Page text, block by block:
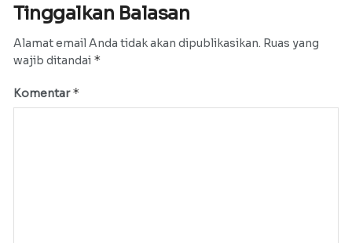
Tinggalkan Balasan
Alamat email Anda tidak akan dipublikasikan. Ruas yang
wajib ditandai *
Komentar*